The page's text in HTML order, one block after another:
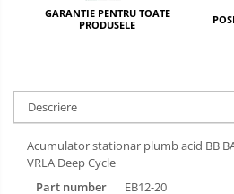
GARANTIE PENTRU TOATE
PRODUSELE
Descriere
Acumulator stationar plumb acid BB
VRLA Deep Cycle
Part number
EB12-20